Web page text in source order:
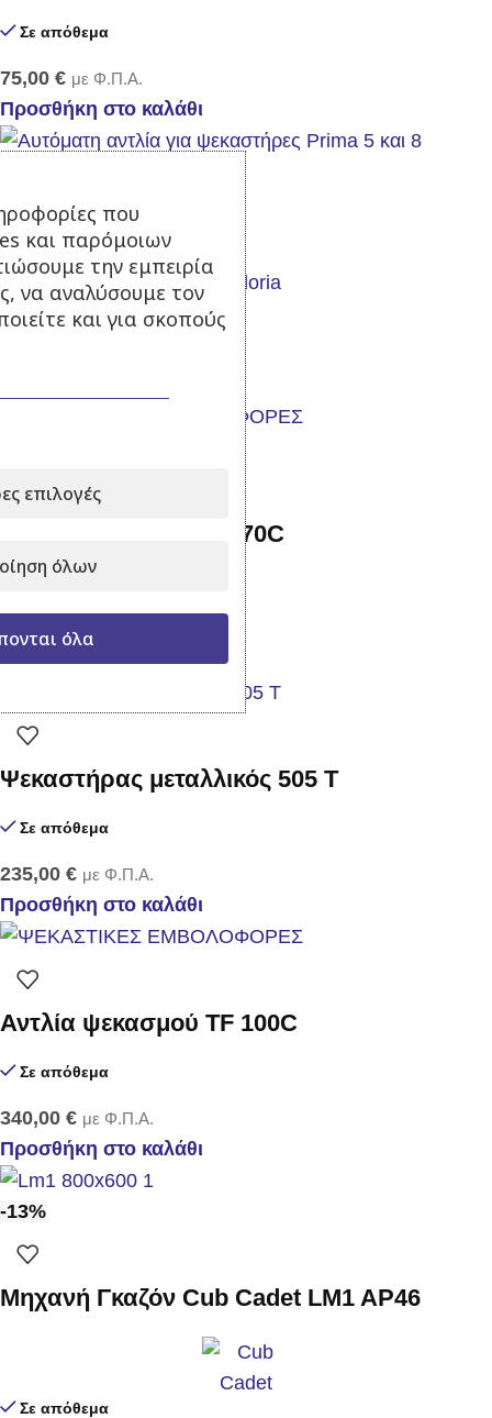
Σε απόθεμα
75,00 € με Φ.Π.Α.
Προσθήκη στο καλάθι
Αυτόματη αντλία
Σε απόθεμα
Αντλία ψεκασμού TF 70C
Σε απόθεμα
€ 185,00
Προσθήκη στο καλάθι
Ψεκαστήρας μεταλλικός 505 T
Σε απόθεμα
235,00 € με Φ.Π.Α.
Προσθήκη στο καλάθι
Αντλία ψεκασμού TF 100C
Σε απόθεμα
340,00 € με Φ.Π.Α.
Προσθήκη στο καλάθι
-13%
Μηχανή Γκαζόν Cub Cadet LM1 AP46
Σε απόθεμα
που
και παρόμοιων
την εμπειρία
να αναλύσουμε τον
και για σκοπούς
επιλογές
όλων
όλα